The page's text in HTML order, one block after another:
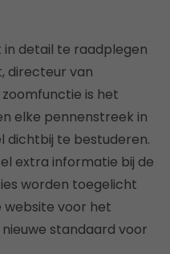
detail te raadplegen
directeur van
zoomfunctie is het
elke pennenstreek in
dichtbij te bestuderen.
extra informatie bij de
worden toegelicht
website voor het
standaard voor